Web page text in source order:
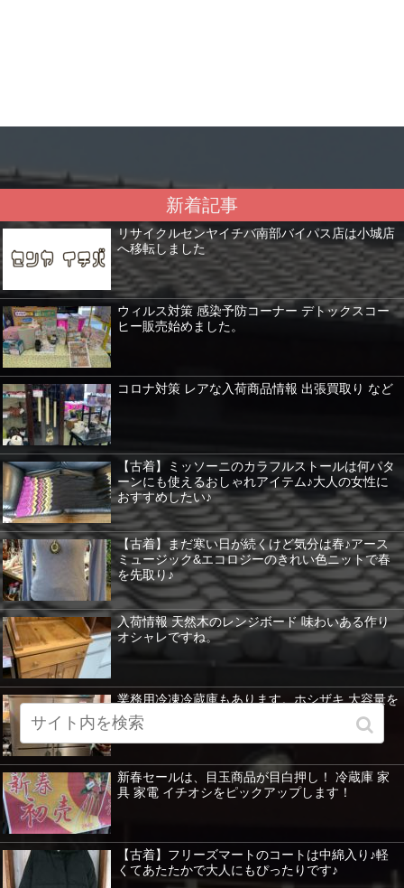
新着記事
リサイクルセンヤイチバ南部バイパス店は小城店
へ移転しました
ウィルス対策 感染予防コーナー デトックスコー
ヒー販売始めました。
コロナ対策 レアな入荷商品情報 出張買取り など
【古着】ミッソーニのカラフルストールは何パタ
ーンにも使えるおしゃれアイテム♪大人の女性に
おすすめしたい♪
【古着】まだ寒い日が続くけど気分は春♪アース
ミュージック&エコロジーのきれい色ニットで春
を先取り♪
入荷情報 天然木のレンジボード 味わいある作り
オシャレですね。
業務用冷凍冷蔵庫もあります。ホシザキ 大容量を
紹介 暖房器具など特価！
新春セールは、目玉商品が目白押し！ 冷蔵庫 家
具 家電 イチオシをピックアップします！
【古着】フリーズマートのコートは中綿入り♪軽
くてあたたかで大人にもぴったりです♪